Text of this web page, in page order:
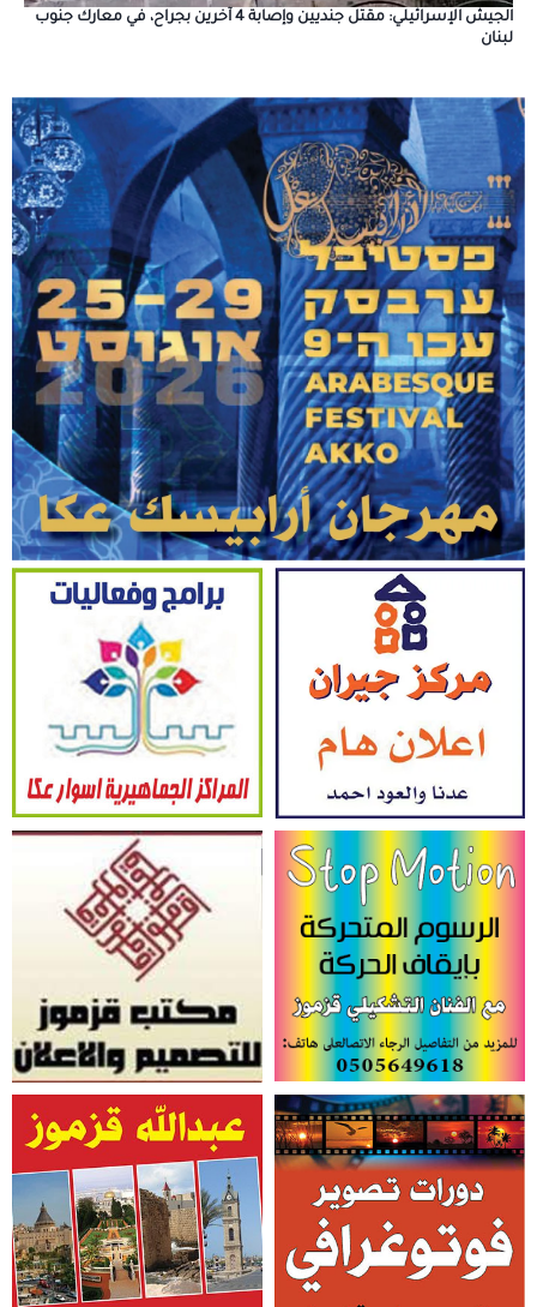
الجيش الإسرائيلي: مقتل جنديين وإصابة 4 آخرين بجراح، في معارك جنوب
لبنان